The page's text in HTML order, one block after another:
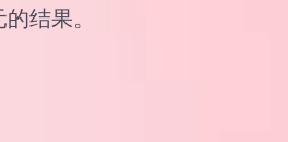
结果。